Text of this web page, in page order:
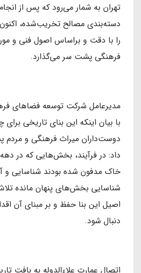
تهران به شمار می‌رود که پس از انجام
دسته‌بندی مصالح تخریب‌شده،
را با دقت و براساس اصول فنی و
فرهنگی پشت سر می‌گذارد.
مدیرعامل شرکت توسعه فضاهای
با بیان اینکه این بنای تاریخی
دوست‌داران میراث فرهنگی و مردم
داد: در فرآیند، بخش‌هایی که در
خاک مدفون شده بودند شناسایی و
شناسایی بخش‌های پنهان مانده
اصیل این بنا حفظ و بر مبنای آن
دنبال شود.
اتصال عمارت علاءالدوله به بافت‌